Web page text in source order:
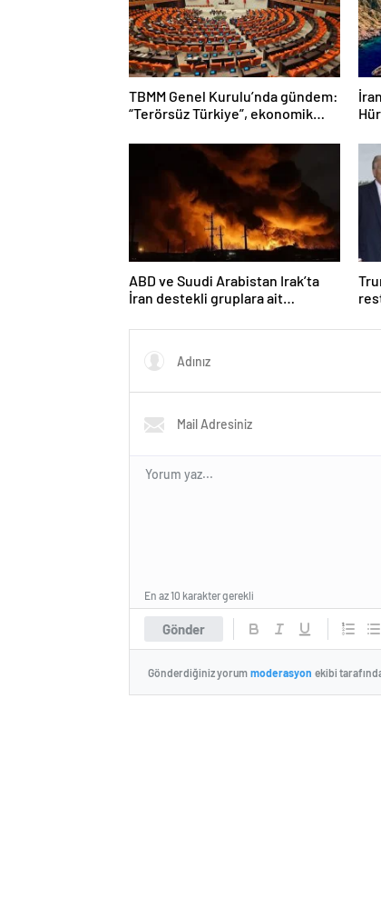
TBMM Genel Kurulu’nda gündem:
“Terörsüz Türkiye”, ekonomik
ABD ve Suudi Arabistan Irak’ta
İran destekli gruplara ait
düzenledi
Gönder
En az 10 karakter gerekli
Gönderdiğiniz yorum moderasyon ekibi